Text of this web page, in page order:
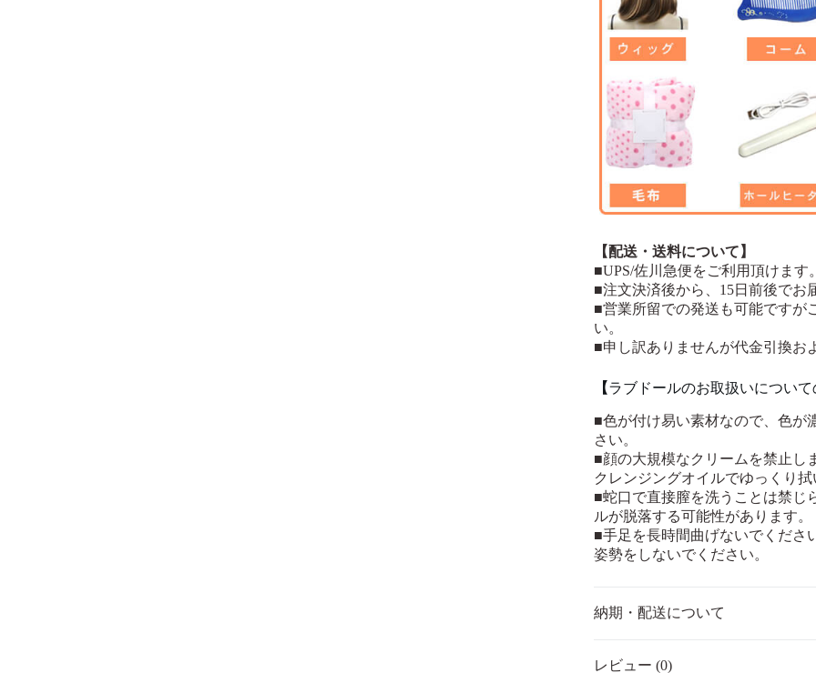
【配送・送料について】
■UPS/佐川急便をご利用頂けます。
■注文決済後から、15日前後でお
■営業所留での発送も可能ですが
い。
■申し訳ありませんが代金引換お
【ラブドールのお取扱いについて
■色が付け易い素材なので、色が
さい。
■顔の大規模なクリームを禁止し
クレンジングオイルでゆっくり拭
■蛇口で直接膣を洗うことは禁じ
ルが脱落する可能性があります。
■手足を長時間曲げないでくださ
姿勢をしないでください。
納期・配送について
レビュー (0)